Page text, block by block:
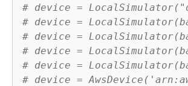
# device =
# device =
# device =
# device =
# device =
# device =